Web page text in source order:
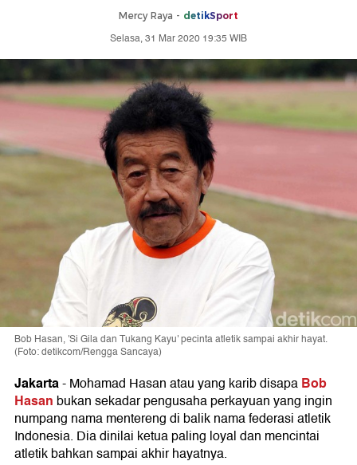
Mercy Raya - detikSport
Selasa, 31 Mar 2020 19:35 WIB
Bob Hasan, 'Si Gila dan Tukang Kayu' pecinta atletik sampai akhir hayat.
(Foto: detikcom/Rengga Sancaya)
Jakarta-Mohamad Hasan atau yang karib disapaBob
Hasan bukan sekadar pengusaha perkayuan yang ingin
numpang nama mentereng di balik nama federasi atletik
Indonesia. Dia dinilai ketua paling loyal dan mencintai
atletik bahkan sampai akhir hayatnya.